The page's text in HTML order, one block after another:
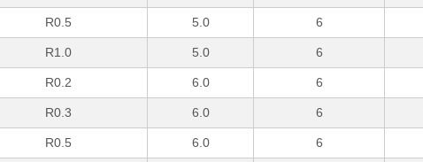
R0.5 5.0 6
R1.0 5.0 6
R0.2 6.0 6
R0.3 6.0 6
R0.5 6.0 6